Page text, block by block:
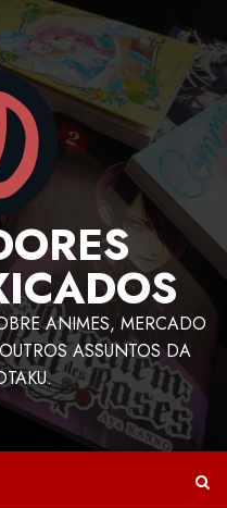
ANIMES, MERCADO
ASSUNTOS DA